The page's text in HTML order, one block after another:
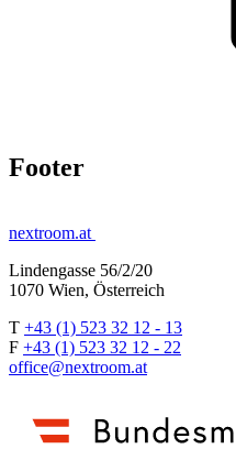
Footer
nextroom.at
Lindengasse 56/2/20
1070 Wien, Österreich
T +43 (1) 523 32 12 - 13
F +43 (1) 523 32 12 - 22
office@nextroom.at